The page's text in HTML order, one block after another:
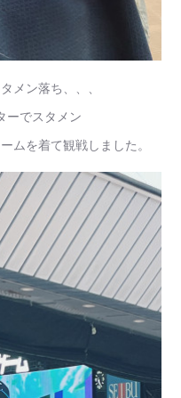
メン落ち、、、
ーでスタメン
ムを着て観戦しました。